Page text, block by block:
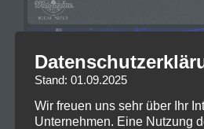
Stand: 01.09.2025
Wir freuen uns sehr über Ihr
Unternehmen. Eine Nutzung